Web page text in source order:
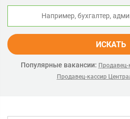
ИСКАТЬ
Популярные вакансии: Продавец-
Продавец-кассир